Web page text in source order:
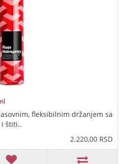
fleksibilnim držanjem sa
i štiti..
2.220,00 RSD